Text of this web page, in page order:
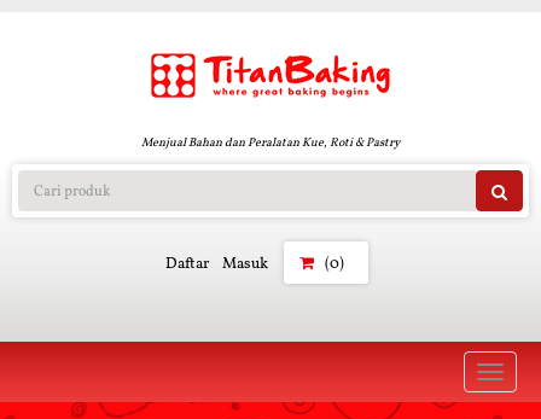
Menjual Bahan dan Peralatan Kue, Roti & Pastry
Daftar Masuk (0)
Toggle